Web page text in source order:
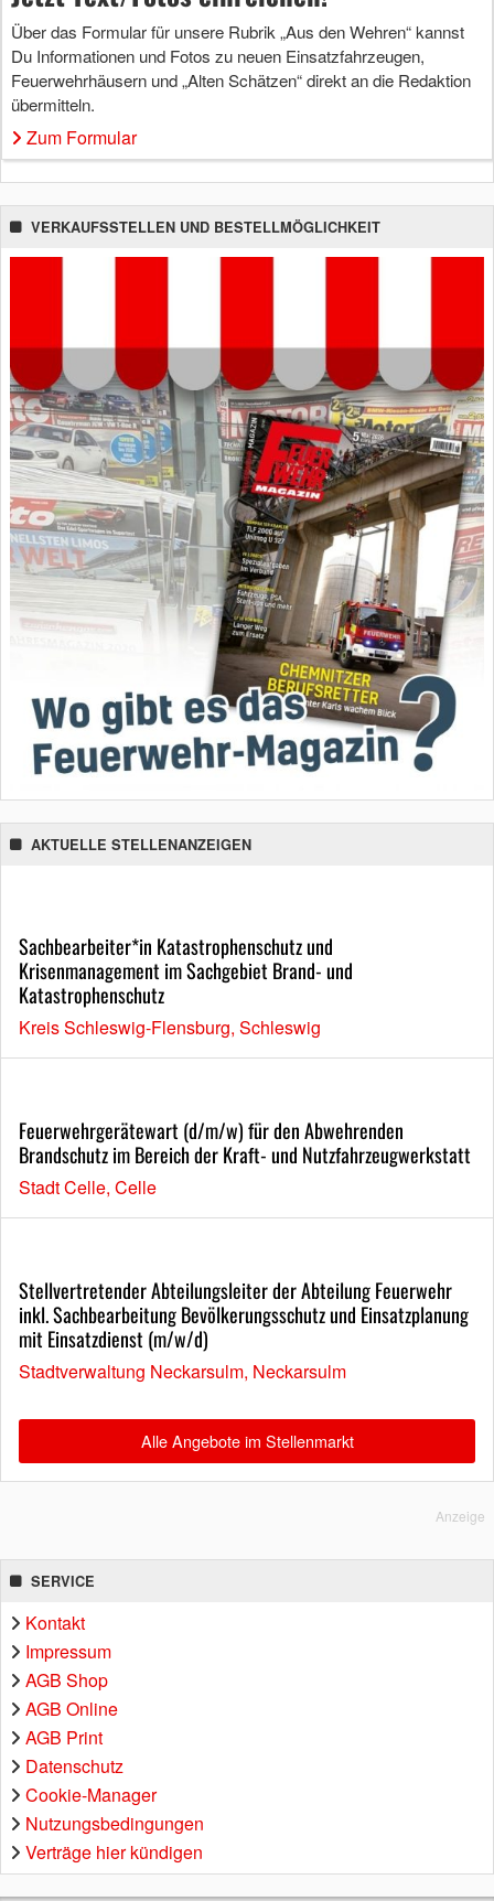
Über das Formular für unsere Rubrik „Aus den Wehren“ kannst
Du Informationen und Fotos zu neuen Einsatzfahrzeugen,
Feuerwehrhäusern und „Alten Schätzen“ direkt an die Redaktion
übermitteln.
Zum Formular
VERKAUFSSTELLEN UND BESTELLMÖGLICHKEIT
AKTUELLE STELLENANZEIGEN
Sachbearbeiter*in Katastrophenschutz und
Krisenmanagement im Sachgebiet Brand- und
Katastrophenschutz
Kreis Schleswig-Flensburg, Schleswig
Feuerwehrgerätewart (d/m/w) für den Abwehrenden
Brandschutz im Bereich der Kraft- und Nutzfahrzeugwerkstatt
Stadt Celle, Celle
Stellvertretender Abteilungsleiter der Abteilung Feuerwehr
inkl. Sachbearbeitung Bevölkerungsschutz und Einsatzplanung
mit Einsatzdienst (m/w/d)
Stadtverwaltung Neckarsulm, Neckarsulm
Alle Angebote im Stellenmarkt
Anzeige
SERVICE
Kontakt
Impressum
AGB Shop
AGB Online
AGB Print
Datenschutz
Cookie-Manager
Nutzungsbedingungen
Verträge hier kündigen